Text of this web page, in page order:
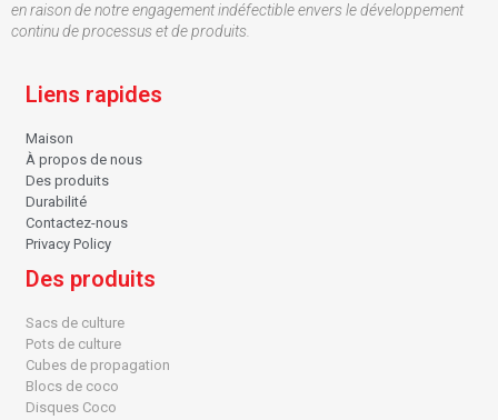
en raison de notre engagement indéfectible envers le développement
continu de processus et de produits.
Liens rapides
Maison
À propos de nous
Des produits
Durabilité
Contactez-nous
Privacy Policy
Des produits
Sacs de culture
Pots de culture
Cubes de propagation
Blocs de coco
Disques Coco